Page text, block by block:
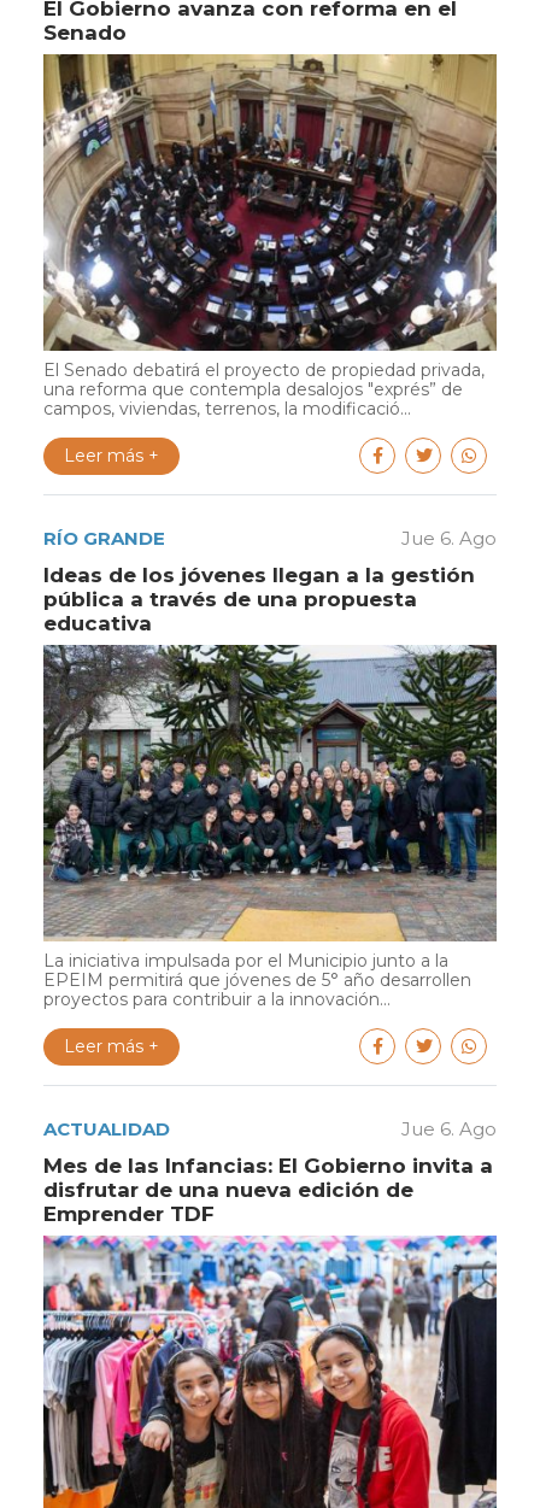
El Gobierno avanza con reforma en el
Senado
El Senado debatirá el proyecto de propiedad privada,
una reforma que contempla desalojos "exprés” de
campos, viviendas, terrenos, la modificació...
Leer más +
RÍO GRANDE Jue 6. Ago
Ideas de los jóvenes llegan a la gestión
pública a través de una propuesta
educativa
La iniciativa impulsada por el Municipio junto a la
EPEIM permitirá que jóvenes de 5° año desarrollen
proyectos para contribuir a la innovación...
Leer más +
ACTUALIDAD Jue 6. Ago
Mes de las Infancias: El Gobierno invita a
disfrutar de una nueva edición de
Emprender TDF